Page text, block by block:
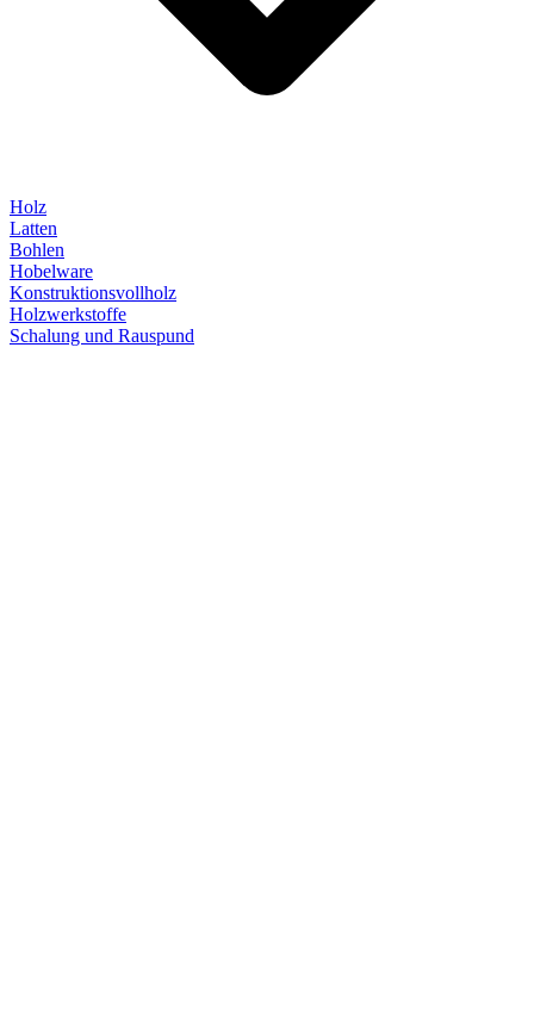
Holz
Latten
Bohlen
Hobelware
Konstruktionsvollholz
Holzwerkstoffe
Schalung und Rauspund